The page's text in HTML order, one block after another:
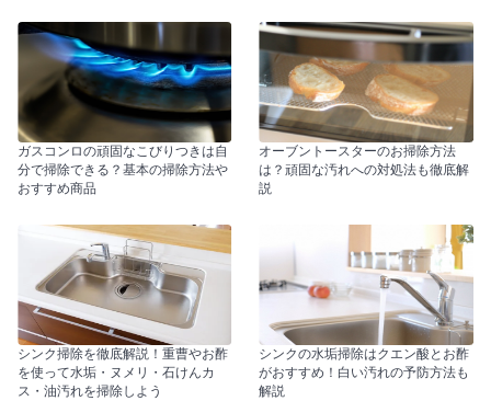
ガスコンロの頑固なこびりつきは自
分で掃除できる？基本の掃除方法や
おすすめ商品
オーブントースターのお掃除方法
は？頑固な汚れへの対処法も徹底解
説
シンク掃除を徹底解説！重曹やお酢
を使って水垢・ヌメリ・石けんカ
ス・油汚れを掃除しよう
シンクの水垢掃除はクエン酸とお酢
がおすすめ！白い汚れの予防方法も
解説